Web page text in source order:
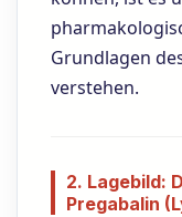
Grundlagen
verstehen.
2. Lagebild:
Pregabalin